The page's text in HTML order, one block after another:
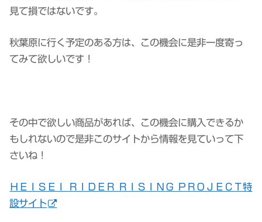
見て損ではないです。
秋葉原に行く予定のある方は、この機会に是非一度寄っ
てみて欲しいです！
その中で欲しい商品があれば、この機会に購入できるか
もしれないので是非このサイトから情報を見ていって下
さいね！
ＨＥＩＳＥＩ ＲＩＤＥＲ ＲＩＳＩＮＧ ＰＲＯＪＥＣＴ特
設サイト